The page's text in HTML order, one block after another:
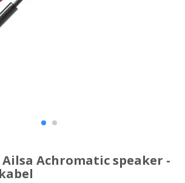
Achromatic speaker -